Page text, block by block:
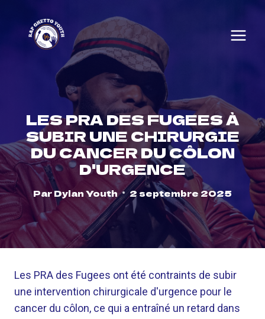
content
LES PRA DES FUGEES À
SUBIR UNE CHIRURGIE
DU CANCER DU CÔLON
D'URGENCE
ParDylan Youth 2 septembre 2025
Les PRA des Fugees ont été contraints de subir
une intervention chirurgicale d'urgence pour le
cancer du côlon, ce qui a entraîné un retard dans